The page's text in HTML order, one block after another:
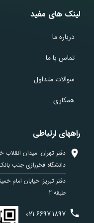
لینک های مفید
درباره ما
تماس با ما
سوالات متداول
همکاری
راههای ارتباطی
دفتر تهران: میدان
دانشگاه فخررازی جنب بانک
دفتر تبریز: خیابان امام
طبقه 2
021 66971897